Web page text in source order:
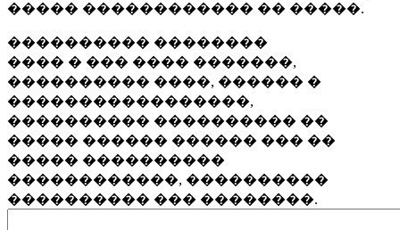
����� ������������ �� �����.
���������� ��������
���� � ��� ���� �������,
���������� ����, ������ �
�����������������,
���������� ���������� ��
����� ������ ������ ��� ��
����� ����������
������������, ����������
���������� ��� ��������.